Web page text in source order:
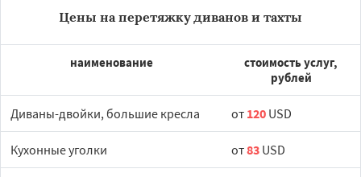
Цены на перетяжку диванов и тахты
наименование
стоимость услуг,
рублей
Диваны-двойки, большие кресла от 120 USD
Кухонные уголки от83 USD